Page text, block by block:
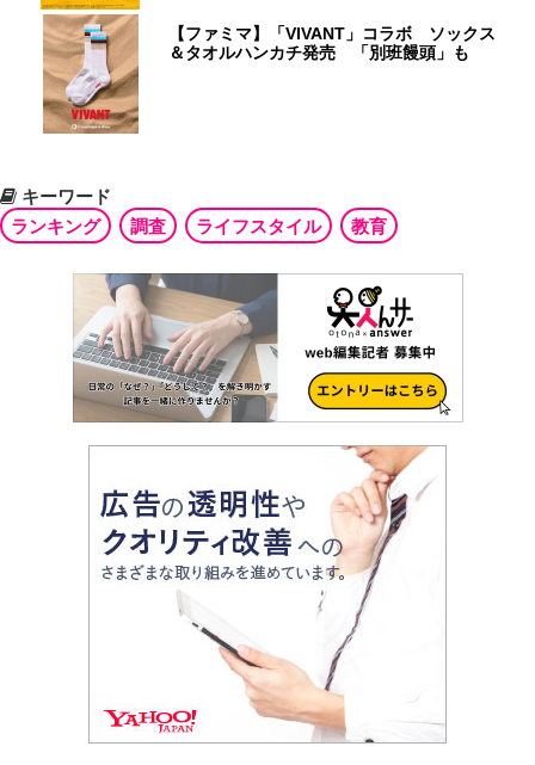
【ファミマ】「VIVANT」コラボ ソックス
＆タオルハンカチ発売 「別班饅頭」も
キーワード
ランキング
調査 ライフスタイル 教育